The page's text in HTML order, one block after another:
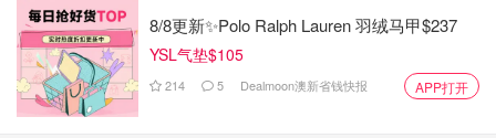
8/8更新✨Polo Ralph Lauren 羽绒马甲$237
YSL气垫$105
214 5 Dealmoon澳新省钱快报 APP打开